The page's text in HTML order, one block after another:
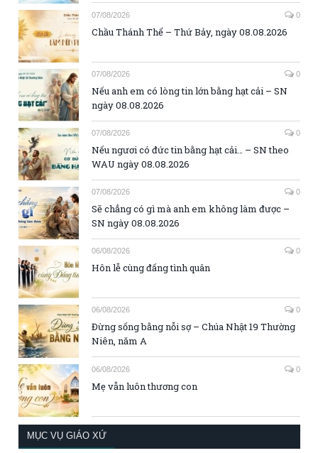
07/08/2026 0
Chầu Thánh Thể – Thứ Bảy, ngày 08.08.2026
07/08/2026 0
Nếu anh em có lòng tin lớn bằng hạt cải – SN
ngày 08.08.2026
07/08/2026 0
Nếu ngươi có đức tin bằng hạt cải… – SN theo
WAU ngày 08.08.2026
07/08/2026 0
Sẽ chẳng có gì mà anh em không làm được –
SN ngày 08.08.2026
06/08/2026 0
Hôn lễ cùng đấng tình quân
06/08/2026 0
Đừng sống bằng nỗi sợ – Chúa Nhật 19 Thường
Niên, năm A
06/08/2026 0
Mẹ vẫn luôn thương con
MỤC VỤ GIÁO XỨ